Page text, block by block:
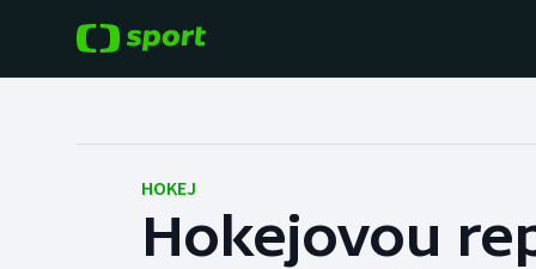
Hokej Baseball a softbal
HOKEJ
Hokejovou